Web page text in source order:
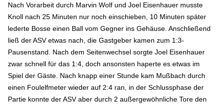
Nach Vorarbeit durch Marvin Wolf und Joel Eisenhauer musste
Knoll nach 25 Minuten nur noch einschieben, 10 Minuten später
lederte Bosse einen Ball vom Gegner ins Gehäuse. Anschließend
ließ der ASV etwas nach, die Gastgeber kamen zum 1:3-
Pausenstand. Nach dem Seitenwechsel sorgte Joel Eisenhauer
zwar schnell für das 1:4, doch ansonsten haperte es etwas im
Spiel der Gäste. Nach knapp einer Stunde kam Mußbach durch
einen Foulelfmeter wieder auf 2:4 ran, in der Schlussphase der
Partie konnte der ASV aber durch 2 außergewöhnliche Tore den